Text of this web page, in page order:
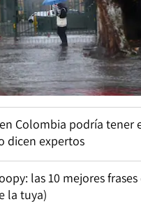
Colombia podría tener
dicen expertos
las 10 mejores
la tuya)